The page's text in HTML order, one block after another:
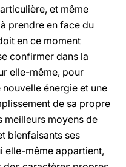
et même
prendre en face du
en ce moment
confirmer dans la
elle-même, pour
énergie et une
de sa propre
meilleurs moyens de
bienfaisants ses
elle-même appartient,